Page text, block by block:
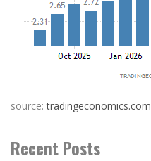
source:tradingeconomics.com
Recent Posts